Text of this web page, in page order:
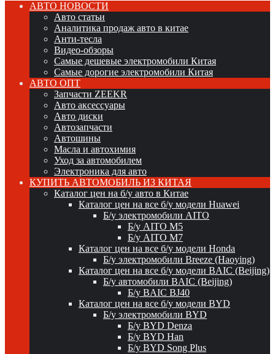
АВТО НОВОСТИ
Авто статьи
Аналитика продаж авто в китае
Анти-тесла
Видео-обзоры
Самые дешевые электромобили Китая
Самые дорогие электромобили Китая
АВТО ОПТ
Запчасти ZEEKR
Авто аксессуары
Авто диски
Автозапчасти
Автошины
Масла и автохимия
Уход за автомобилем
Электроника для авто
КУПИТЬ АВТОМОБИЛЬ ИЗ КИТАЯ
Каталог цен на б/у авто в Китае
Каталог цен на все б/у модели Huawei
Б/у электромобили AITO
Б/у AITO M5
Б/у AITO M7
Каталог цен на все б/у модели Honda
Б/у электромобили Breeze (Haoying)
Каталог цен на все б/у модели BAIC (Beijing)
Б/у автомобили BAIC (Beijing)
Б/у BAIC BJ40
Каталог цен на все б/у модели BYD
Б/у электромобили BYD
Б/у BYD Denza
Б/у BYD Han
Б/у BYD Song Plus